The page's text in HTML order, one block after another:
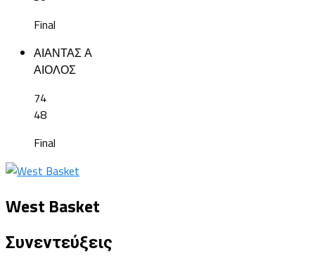
Final
ΑΙΑΝΤΑΣ Α
ΑΙΟΛΟΣ
74
48
Final
West Basket
Συνεντεύξεις